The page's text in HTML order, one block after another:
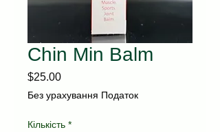
Chin Min Balm
$25.00Ціна
Без урахування Податок
Кількість *